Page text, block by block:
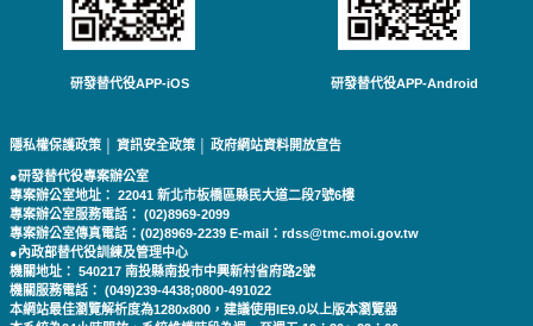
研發替代役APP-iOS 研發替代役APP-Android
隱私權保護政策 資訊安全政策 政府網站資料開放宣告
●研發替代役專案辦公室
專案辦公室地址： 22041 新北市板橋區縣民大道二段7號6樓
專案辦公室服務電話： (02)8969-2099
專案辦公室傳真電話：(02)8969-2239 E-mail：rdss@tmc.moi.gov.tw
●內政部替代役訓練及管理中心
機關地址： 540217 南投縣南投市中興新村省府路2號
機關服務電話： (049)239-4438;0800-491022
本網站最佳瀏覽解析度為1280x800，建議使用IE9.0以上版本瀏覽器